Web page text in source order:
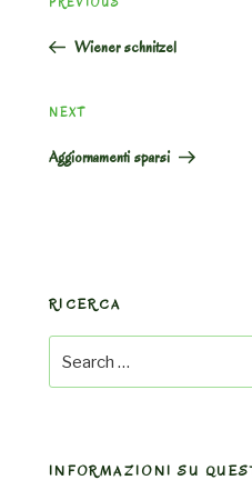
navigation
Wiener schnitzel
Next
NEXT
Aggiornamenti sparsi
RICERCA
Search
for:
INFORMAZIONI SU